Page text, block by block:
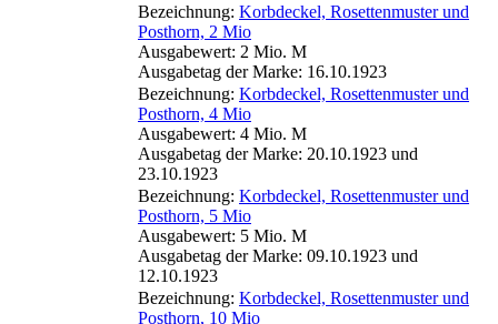
Bezeichnung: Korbdeckel, Rosettenmuster und
Posthorn, 2 Mio
Ausgabewert: 2 Mio. M
Ausgabetag der Marke: 16.10.1923
Bezeichnung: Korbdeckel, Rosettenmuster und
Posthorn, 4 Mio
Ausgabewert: 4 Mio. M
Ausgabetag der Marke: 20.10.1923 und
23.10.1923
Bezeichnung: Korbdeckel, Rosettenmuster und
Posthorn, 5 Mio
Ausgabewert: 5 Mio. M
Ausgabetag der Marke: 09.10.1923 und
12.10.1923
Bezeichnung: Korbdeckel, Rosettenmuster und
Posthorn, 10 Mio